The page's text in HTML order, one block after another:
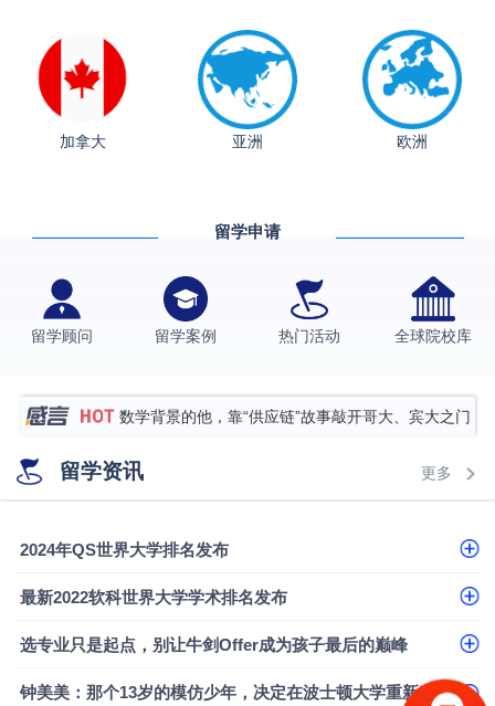
加拿大 亚洲 欧洲
留学申请
留学顾问 留学案例 热门活动 全球院校库
伯明翰大学数字媒体与创意产业硕士录取案例
西南财经大学投资学背景，成功斩获英国名校多份
硕士录取
数学背景的他，靠“供应链”故事敲开哥大、宾大之门
专科逆袭伦敦大学学院UCL录取案例解析
香港浸会大学伦理与公共事务硕士录取
留学资讯 更多
2024年QS世界大学排名发布
最新2022软科世界大学学术排名发布
选专业只是起点，别让牛剑Offer成为孩子最后的巅峰
钟美美：那个13岁的模仿少年，决定在波士顿大学重新定义自己